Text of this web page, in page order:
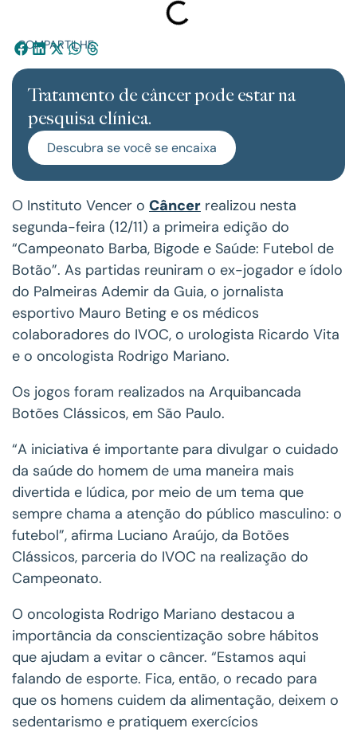
COMPARTILHE:
Tratamento de câncer pode estar na
pesquisa clínica.
Descubra se você se encaixa
O Instituto Vencer o Câncer realizou nesta
segunda-feira (12/11) a primeira edição do
“Campeonato Barba, Bigode e Saúde: Futebol de
Botão”. As partidas reuniram o ex-jogador e ídolo
do Palmeiras Ademir da Guia, o jornalista
esportivo Mauro Beting e os médicos
colaboradores do IVOC, o urologista Ricardo Vita
e o oncologista Rodrigo Mariano.
Os jogos foram realizados na Arquibancada
Botões Clássicos, em São Paulo.
​“A iniciativa é importante para divulgar o cuidado
da saúde do homem de uma maneira mais
divertida e lúdica, por meio de um tema que
sempre chama a atenção do público masculino: o
futebol”, afirma Luciano Araújo, da Botões
Clássicos, parceria do IVOC na realização do
Campeonato.
O oncologista Rodrigo Mariano destacou a
importância da conscientização sobre hábitos
que ajudam a evitar o câncer. “Estamos aqui
falando de esporte. Fica, então, o recado para
que os homens cuidem da alimentação, deixem o
sedentarismo e pratiquem exercícios